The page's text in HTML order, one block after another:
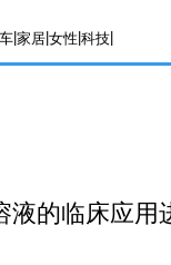
家居 女性 科技
液的临床应用